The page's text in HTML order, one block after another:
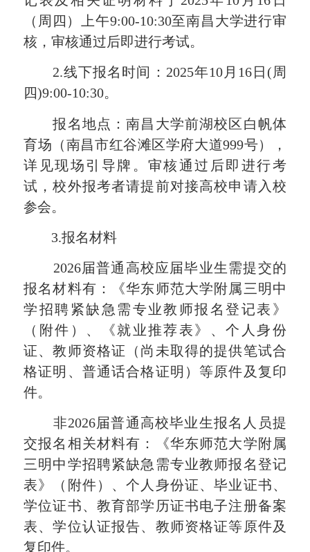
（周四）上午9:00-10:30至南昌大学进行审
核，审核通过后即进行考试。
2.线下报名时间：2025年10月16日(周
四)9:00-10:30。
报名地点：南昌大学前湖校区白帆体
育场（南昌市红谷滩区学府大道999号），
详见现场引导牌。审核通过后即进行考
试，校外报考者请提前对接高校申请入校
参会。
3.报名材料
2026届普通高校应届毕业生需提交的
报名材料有：《华东师范大学附属三明中
学招聘紧缺急需专业教师报名登记表》
（附件）、《就业推荐表》、个人身份
证、教师资格证（尚未取得的提供笔试合
格证明、普通话合格证明）等原件及复印
件。
非2026届普通高校毕业生报名人员提
交报名相关材料有：《华东师范大学附属
三明中学招聘紧缺急需专业教师报名登记
表》（附件）、个人身份证、毕业证书、
学位证书、教育部学历证书电子注册备案
表、学位认证报告、教师资格证等原件及
复印件。